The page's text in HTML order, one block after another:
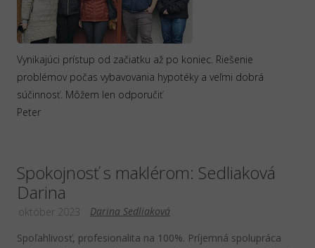
Vynikajúci prístup od začiatku až po koniec. Riešenie
problémov počas vybavovania hypotéky a veľmi dobrá
súčinnosť. Môžem len odporučiť
Peter
Spokojnosť s maklérom: Sedliaková
Darina
Darina Sedliaková
október 2023
Spoľahlivosť, profesionalita na 100%. Príjemná spolupráca